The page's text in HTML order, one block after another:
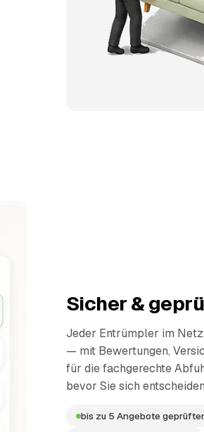
Sicher &
Jeder Entrümpler im
— mit Bewertungen,
für die fachgerechte
bevor Sie sich
bis zu 5 Angebote